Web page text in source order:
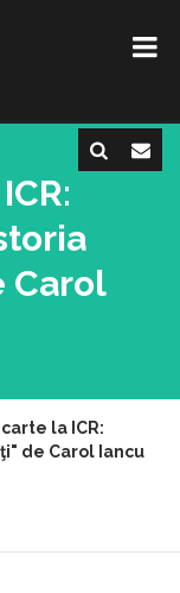
Carol
la ICR:
de Carol Iancu